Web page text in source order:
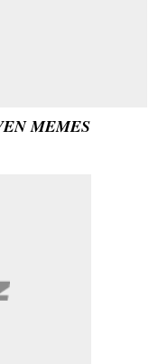
MEMES